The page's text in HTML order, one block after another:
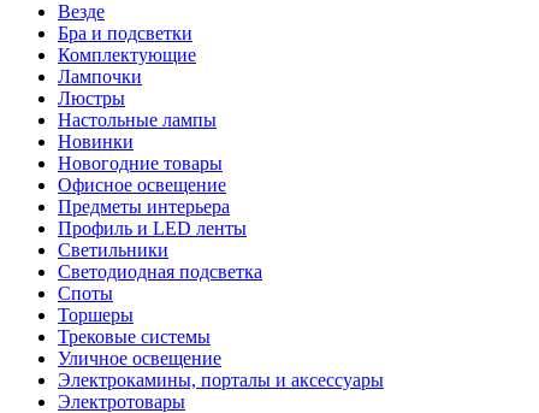
Везде
Бра и подсветки
Комплектующие
Лампочки
Люстры
Настольные лампы
Новинки
Новогодние товары
Офисное освещение
Предметы интерьера
Профиль и LED ленты
Светильники
Светодиодная подсветка
Споты
Торшеры
Трековые системы
Уличное освещение
Электрокамины, порталы и аксессуары
Электротовары